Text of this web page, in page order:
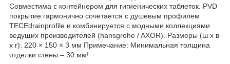
Совместима с контейнером для гигиенических таблеток. PVD
покрытие гармонично сочетается с душевым профилем
TECEdrainprofile и комбинируется с модными коллекциями
ведущих производителей (hansgrohe / AXOR). Размеры (ш x в
x г): 220 × 150 × 3 мм Примечание: Минимальная толщина
отделки стены – 30 мм!